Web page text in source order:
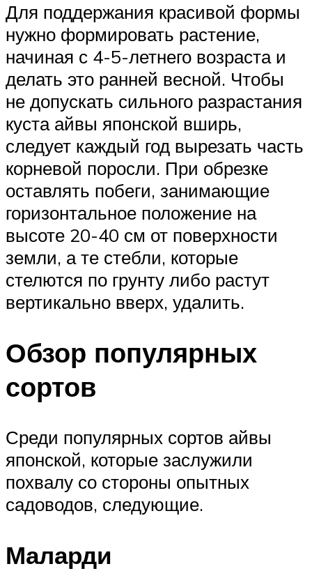
Для поддержания красивой формы
нужно формировать растение,
начиная с 4-5-летнего возраста и
делать это ранней весной. Чтобы
не допускать сильного разрастания
куста айвы японской вширь,
следует каждый год вырезать часть
корневой поросли. При обрезке
оставлять побеги, занимающие
горизонтальное положение на
высоте 20-40 см от поверхности
земли, а те стебли, которые
стелются по грунту либо растут
вертикально вверх, удалить.
Обзор популярных
сортов
Среди популярных сортов айвы
японской, которые заслужили
похвалу со стороны опытных
садоводов, следующие.
Маларди